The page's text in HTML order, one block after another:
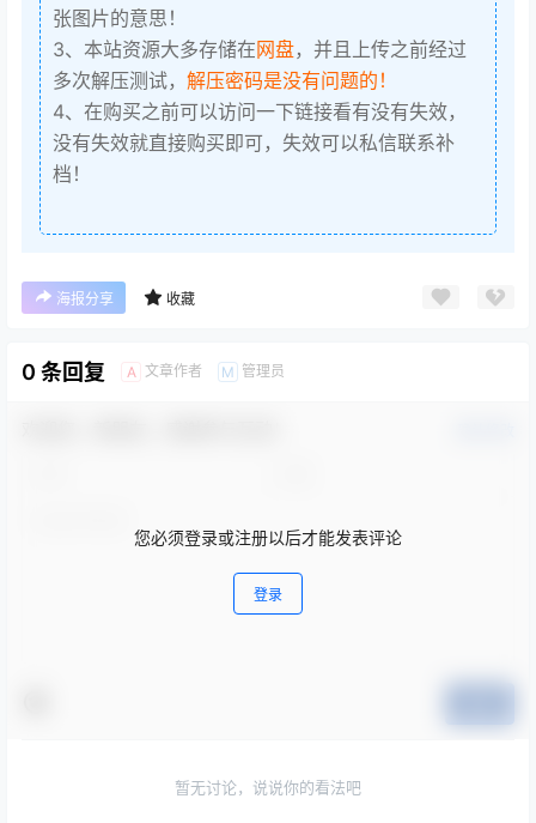
张图片的意思！
3、本站资源大多存储在网盘，并且上传之前经过
多次解压测试， 解压密码是没有问题的！
4、在购买之前可以访问一下链接看有没有失效，
没有失效就直接购买即可，失效可以私信联系补
档！
海报分享 收藏
0 条回复 A 文章作者 M 管理员
您必须登录或注册以后才能发表评论
登录
暂无讨论，说说你的看法吧